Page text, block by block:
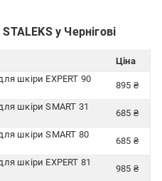
у Чернігові
Ціна
шкіри EXPERT 90
895 ₴
шкіри SMART 31
685 ₴
шкіри SMART 80
685 ₴
шкіри EXPERT 81
985 ₴